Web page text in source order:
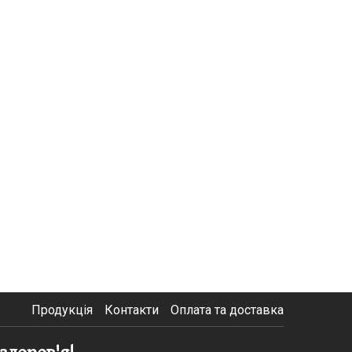
Продукція Контакти Оплата та доставка